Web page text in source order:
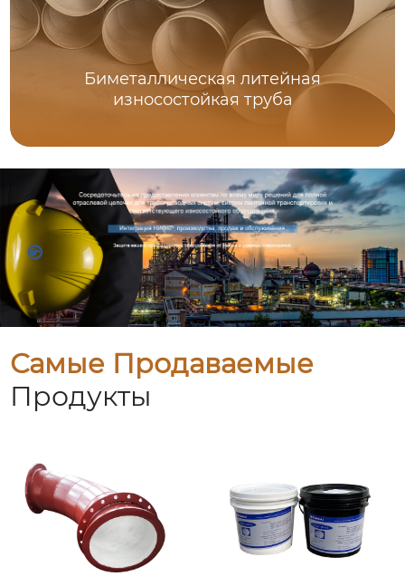
Биметаллическая литейная
износостойкая труба
Самые Продаваемые
Продукты